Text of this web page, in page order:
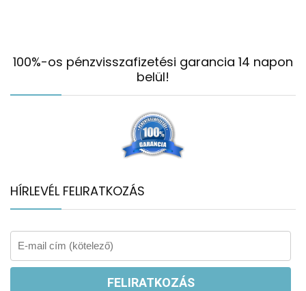
100%-os pénzvisszafizetési garancia 14 napon
belül!
HÍRLEVÉL FELIRATKOZÁS